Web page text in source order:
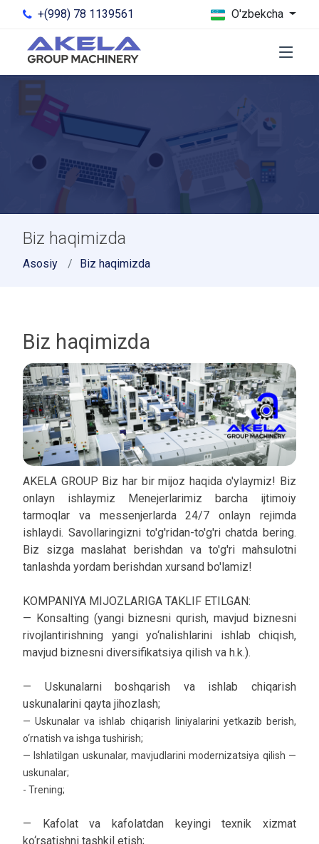
+(998) 78 1139561 O'zbekcha
Biz haqimizda
Asosiy Biz haqimizda
Biz haqimizda
AKELA GROUP Biz har bir mijoz haqida o'ylaymiz! Biz
onlayn ishlaymiz Menejerlarimiz barcha ijtimoiy
tarmoqlar va messenjerlarda 24/7 onlayn rejimda
ishlaydi. Savollaringizni to'g'ridan-to'g'ri chatda bering.
Biz sizga maslahat berishdan va to'g'ri mahsulotni
tanlashda yordam berishdan xursand bo'lamiz!
KOMPANIYA MIJOZLARIGA TAKLIF ETILGAN:
— Konsalting (yangi biznesni qurish, mavjud biznesni
rivojlantirishning yangi yo‘nalishlarini ishlab chiqish,
mavjud biznesni diversifikatsiya qilish va h.k.).
— Uskunalarni boshqarish va ishlab chiqarish
uskunalarini qayta jihozlash;
— Uskunalar va ishlab chiqarish liniyalarini yetkazib berish,
o‘rnatish va ishga tushirish;
— Ishlatilgan uskunalar, mavjudlarini modernizatsiya qilish —
uskunalar;
- Trening;
— Kafolat va kafolatdan keyingi texnik xizmat
ko‘rsatishni tashkil etish;